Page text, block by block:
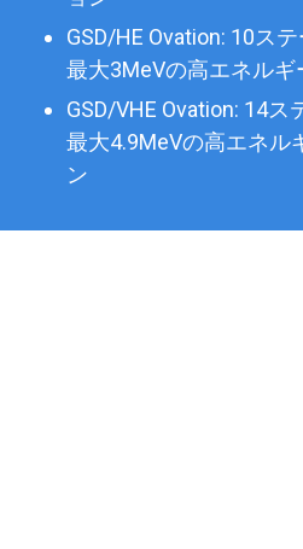
GSD/HE Ovation: 10ス
最大3MeVの高エネル
GSD/VHE Ovation: 14ス
最大4.9MeVの高エネル
ン